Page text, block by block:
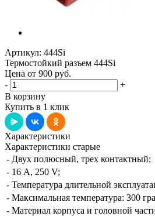
Артикул: 444Si
Термостойкий разъем 444Si
Цена от 900 руб.
-
+
В корзину
Купить в 1 клик
Характеристики
Характеристики старые
- Двух полюсный, трех контактный;
- 16 А, 250 V;
- Температура длительной
- Максимальная температура: 300
- Материал корпуса и головной